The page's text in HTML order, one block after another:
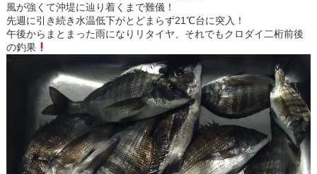
風が強くて沖堤に辿り着くまで難儀！
先週に引き続き水温低下がとどまらず21℃台に突入！
午後からまとまった雨になりリタイヤ、それでもクロダイ二桁前後
の釣果